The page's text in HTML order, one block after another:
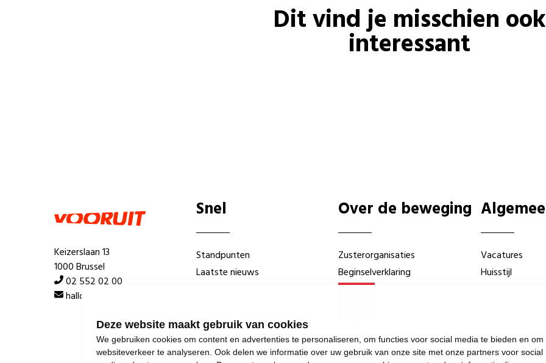
Deze website maakt gebruik van cookies
We gebruiken cookies om content en advertenties te personaliseren, om functies voor social media te bieden en om
websiteverkeer te analyseren. Ook delen we informatie over uw gebruik van onze site met onze partners voor social
Dit vind je misschien ook
interessant
Keizerslaan 13
1000 Brussel
02 552 02 00
hallo@vooruit.org
Snel
Standpunten
Laatste nieuws
Over de beweging
Zusterorganisaties
Beginselverklaring
Vacatures
Huisstijl